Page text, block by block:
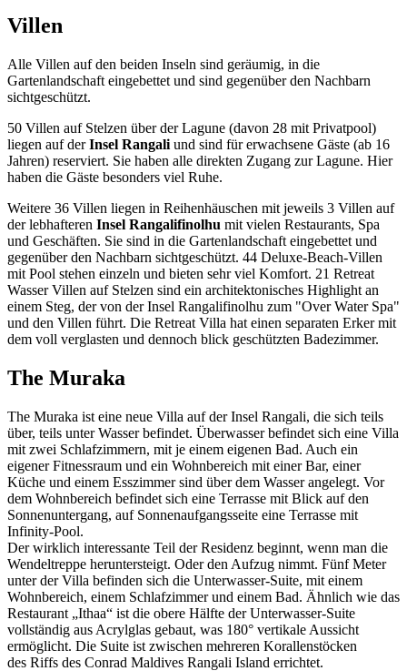
Villen
Alle Villen auf den beiden Inseln sind geräumig, in die
Gartenlandschaft eingebettet und sind gegenüber den Nachbarn
sichtgeschützt.
50 Villen auf Stelzen über der Lagune (davon 28 mit Privatpool)
liegen auf derInsel Rangali und sind für erwachsene Gäste (ab 16
Jahren) reserviert. Sie haben alle direkten Zugang zur Lagune. Hier
haben die Gäste besonders viel Ruhe.
Weitere 36 Villen liegen in Reihenhäuschen mit jeweils 3 Villen auf
der lebhafteren Insel Rangalifinolhu mit vielen Restaurants, Spa
und Geschäften. Sie sind in die Gartenlandschaft eingebettet und
gegenüber den Nachbarn sichtgeschützt. 44 Deluxe-Beach-Villen
mit Pool stehen einzeln und bieten sehr viel Komfort. 21 Retreat
Wasser Villen auf Stelzen sind ein architektonisches Highlight an
einem Steg, der von der Insel Rangalifinolhu zum "Over Water Spa"
und den Villen führt. Die Retreat Villa hat einen separaten Erker mit
dem voll verglasten und dennoch blick geschützten Badezimmer.
The Muraka
The Muraka ist eine neue Villa auf der Insel Rangali, die sich teils
über, teils unter Wasser befindet. Überwasser befindet sich eine Villa
mit zwei Schlafzimmern, mit je einem eigenen Bad. Auch ein
eigener Fitnessraum und ein Wohnbereich mit einer Bar, einer
Küche und einem Esszimmer sind über dem Wasser angelegt. Vor
dem Wohnbereich befindet sich eine Terrasse mit Blick auf den
Sonnenuntergang, auf Sonnenaufgangsseite eine Terrasse mit
Infinity-Pool.
Der wirklich interessante Teil der Residenz beginnt, wenn man die
Wendeltreppe heruntersteigt. Oder den Aufzug nimmt. Fünf Meter
unter der Villa befinden sich die Unterwasser-Suite, mit einem
Wohnbereich, einem Schlafzimmer und einem Bad. Ähnlich wie das
Restaurant „Ithaa“ ist die obere Hälfte der Unterwasser-Suite
vollständig aus Acrylglas gebaut, was 180° vertikale Aussicht
ermöglicht. Die Suite ist zwischen mehreren Korallenstöcken
des Riffs des Conrad Maldives Rangali Island errichtet.